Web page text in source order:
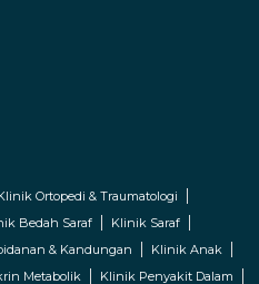
Ortopedi & Traumatologi
Bedah Saraf
Klinik Saraf
& Kandungan
Klinik Anak
Metabolik Klinik Penyakit Dalam